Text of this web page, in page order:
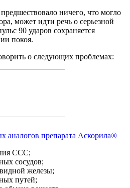
ничего, что могло
может идти речь о серьезной
90 ударов сохраняется
покоя.
о следующих проблемах:
аналогов препарата Аскорила®
ССС;
сосудов;
железы;
путей;